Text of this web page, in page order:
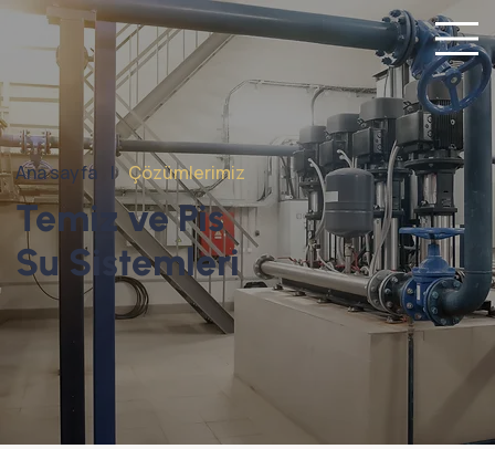
Ana sayfa |Çözümlerimiz
Temiz ve Pis
Su Sistemleri